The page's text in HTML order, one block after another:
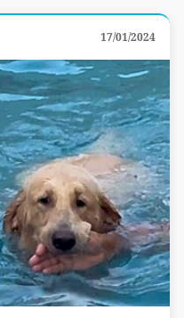
17/01/2024